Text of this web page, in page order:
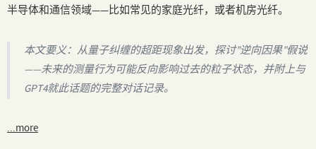
半导体和通信领域——比如常见的家庭光纤，或者机房光纤。
本文要义：从量子纠缠的超距现象出发，探讨”逆向因果”假说
——未来的测量行为可能反向影响过去的粒子状态，并附上与
GPT4就此话题的完整对话记录。
...more